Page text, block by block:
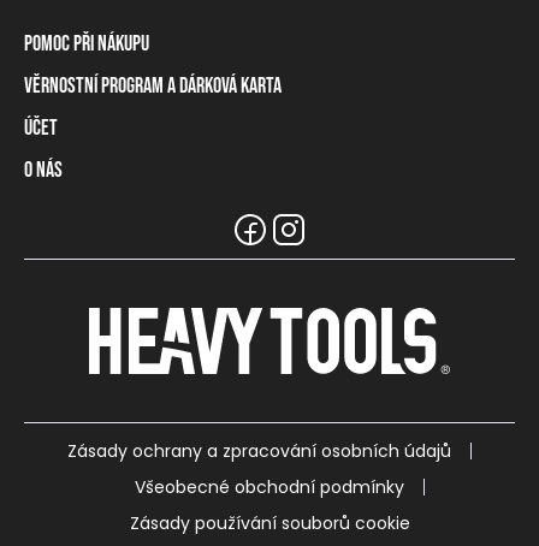
Pomoc při nákupu
Informace o dopravě
Způsoby platby
Tabulka rozměrů
Věrnostní program a dárková karta
Věrnostní program
Dárková karta
Účet
Přihlášení / Registrace
O nás
Zásady ochrany a zpracování osobních údajů
Všeobecné obchodní podmínky
Zásady používání souborů cookie